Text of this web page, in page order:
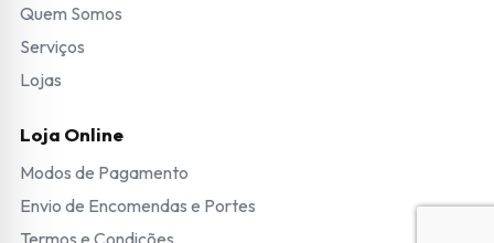
Quem Somos
Serviços
Lojas
Loja Online
Modos de Pagamento
Envio de Encomendas e Portes
Termos e Condições